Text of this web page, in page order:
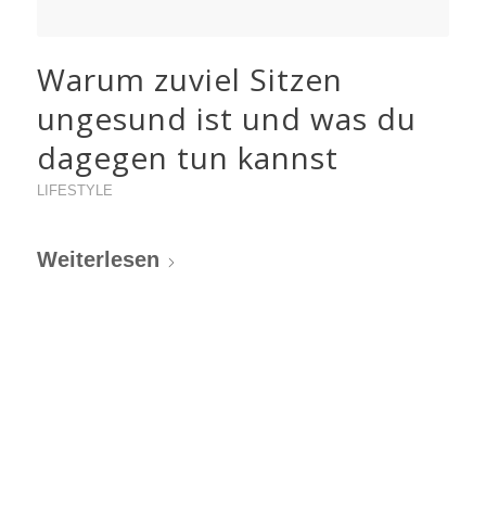
Warum zuviel Sitzen
ungesund ist und was du
dagegen tun kannst
LIFESTYLE
Weiterlesen